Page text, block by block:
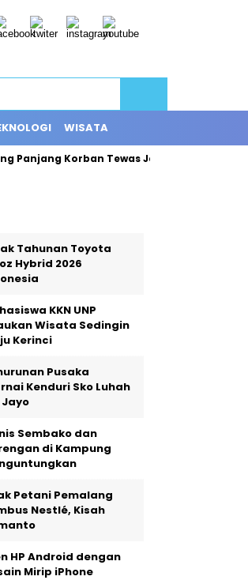
WISATA
Korban Tewas Jadi 12 Orang
Tahunan Toyota
Hybrid 2026
KKN UNP
Wisata Sedingin
Kerinci
Pusaka
Kenduri Sko Luhah
Jayo
Sembako dan
di Kampung
Petani Pemalang
Nestlé, Kisah
HP Android dengan
Mirip iPhone